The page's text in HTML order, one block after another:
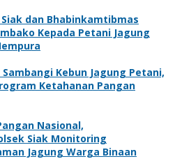
dan Bhabinkamtibmas
Kepada Petani Jagung
Kebun Jagung Petani,
Ketahanan Pangan
Nasional,
Siak Monitoring
Jagung Warga Binaan